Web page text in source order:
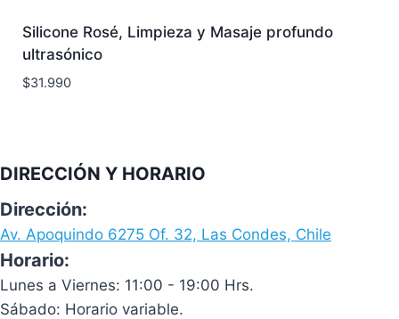
Silicone Rosé, Limpieza y Masaje profundo
ultrasónico
$31.990
DIRECCIÓN Y HORARIO
Dirección:
Av. Apoquindo 6275 Of. 32, Las Condes, Chile
Horario:
Lunes a Viernes: 11:00 - 19:00 Hrs.
Sábado: Horario variable.